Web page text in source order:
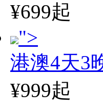
¥699起
">
港澳4天3
¥999起